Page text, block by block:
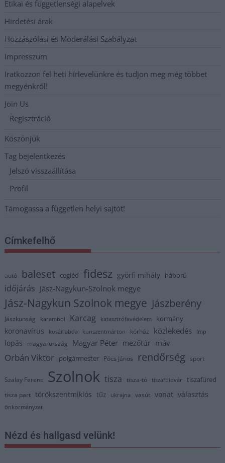
Etikai és függetlenségi alapelvek
Hirdetési árak
Hozzászólási és Moderálási Szabályzat
Impresszum
Iratkozzon fel heti hírlevelünkre és tudjon meg még többet
megyénkről!
Join Us
Regisztráció
Köszönjük
Tag bejelentkezés
Jelszó visszaállítása
Profil
Támogassa a független helyi sajtót!
Címkefelhő
autó baleset cegléd fidesz györfi mihály háború
időjárás Jász-Nagykun-Szolnok megye
Jász-Nagykun Szolnok megye Jászberény
Jászkunság karambol Karcag katasztrófavédelem kormány
koronavírus kosárlabda kunszentmárton kórház közlekedés lmp
lopás magyarország Magyar Péter mezőtúr máv
Orbán Viktor polgármester Pócs János rendőrség sport
Szalay Ferenc Szolnok tisza tisza-tó tiszaföldvár tiszafüred
tisza part törökszentmiklós tűz ukrajna vasút vonat választás
önkormányzat
Nézd és hallgasd velünk!